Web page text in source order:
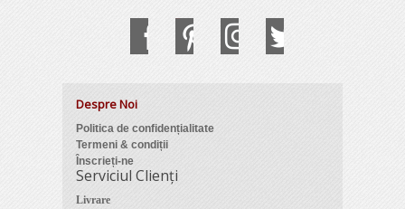
Despre Noi
Politica de confidențialitate
Termeni & condiții
Înscrieți-ne
Serviciul Clienți
Livrare